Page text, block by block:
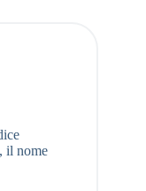
il nome